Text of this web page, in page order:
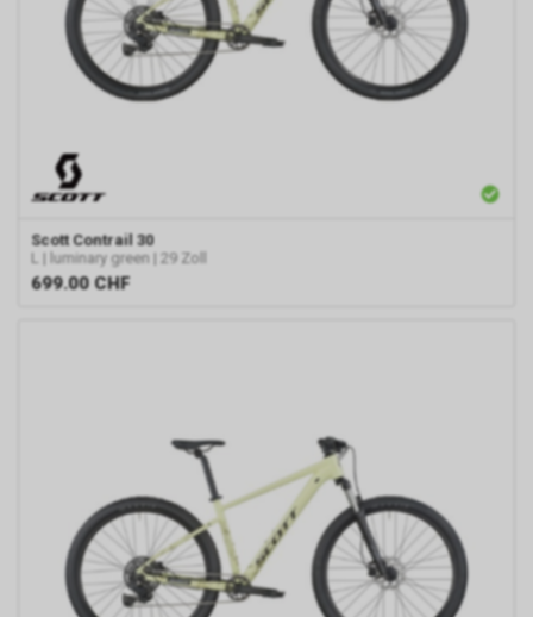
Scott Contrail 30
L | luminary green | 29 Zoll
699.00 CHF